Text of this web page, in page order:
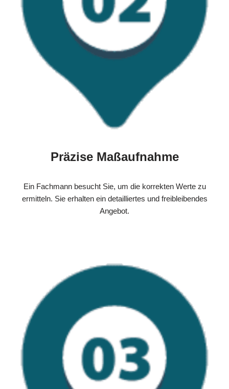
Präzise Maßaufnahme
Ein Fachmann besucht Sie, um die korrekten Werte zu
ermitteln. Sie erhalten ein detailliertes und freibleibendes
Angebot.